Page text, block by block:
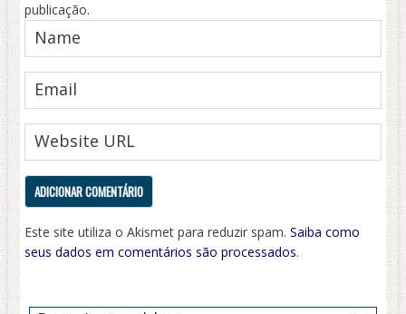
publicação.
Este site utiliza o Akismet para reduzir spam.Saiba como
seus dados em comentários são processados.